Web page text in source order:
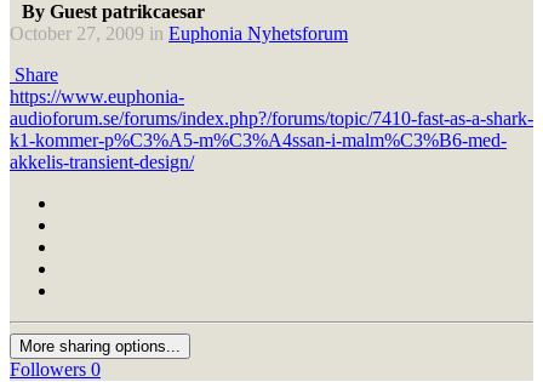
By Guest patrikcaesar
October 27, 2009 in Euphonia Nyhetsforum
Share
https://www.euphonia-
audioforum.se/forums/index.php?/forums/topic/7410-fast-as-a-shark-
k1-kommer-p%C3%A5-m%C3%A4ssan-i-malm%C3%B6-med-
akkelis-transient-design/
More sharing options...
Followers 0